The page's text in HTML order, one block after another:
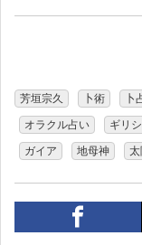
芳垣宗久 卜術 卜
オラクル占い
ギリ
ガイア
地母神